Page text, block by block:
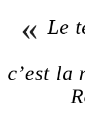
« Le
c’est la